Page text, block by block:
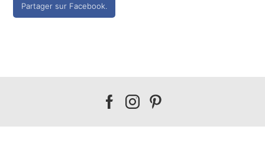
Partager sur Facebook.
Our
Our
Our